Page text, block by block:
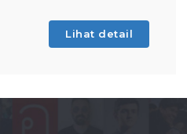
Lihat detail